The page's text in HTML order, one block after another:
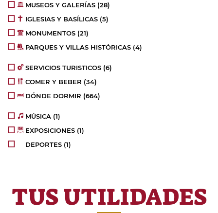
MUSEOS Y GALERÍAS (28)
IGLESIAS Y BASÍLICAS (5)
MONUMENTOS (21)
PARQUES Y VILLAS HISTÓRICAS (4)
SERVICIOS TURISTICOS (6)
COMER Y BEBER (34)
DÓNDE DORMIR (664)
MÚSICA (1)
EXPOSICIONES (1)
DEPORTES (1)
TUS UTILIDADES